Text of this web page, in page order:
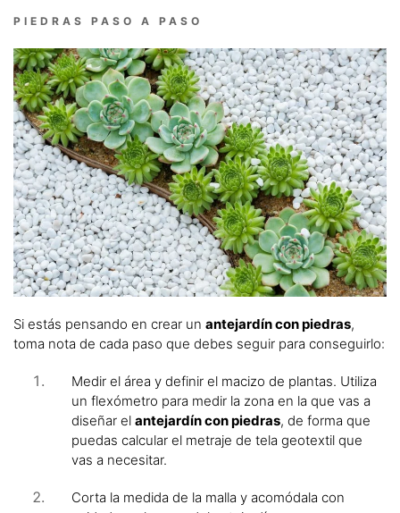
PIEDRAS PASO A PASO
Si estás pensando en crear un antejardín con piedras,
toma nota de cada paso que debes seguir para conseguirlo:
Medir el área y definir el macizo de plantas. Utiliza
un flexómetro para medir la zona en la que vas a
diseñar el antejardín con piedras, de forma que
puedas calcular el metraje de tela geotextil que
vas a necesitar.
Corta la medida de la malla y acomódala con